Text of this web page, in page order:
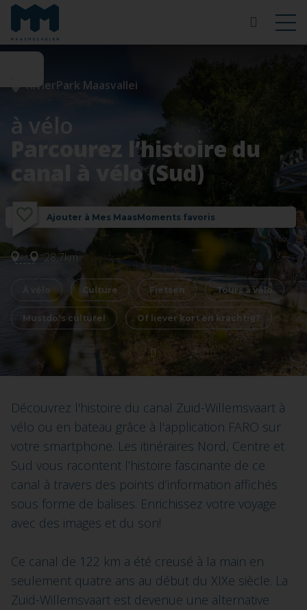
RivierPark Maasvallei
à vélo
Parcourez l’histoire du
canal à vélo (Sud)
Ajouter à Mes MaasMoments favoris
28,7km
À vélo Culture Fietsen Tours à vélo
Mustdo's culturel Of liever kort en krachtig?
Découvrez l'histoire du canal Zuid-Willemsvaart à
vélo ou en bateau grâce à l'application FARO sur
votre smartphone. Les itinéraires Nord, Centre et
Sud vous racontent l’histoire fascinante de ce
canal à travers des points d’information affichés
sous forme de balises. Enrichissez votre voyage
avec des images et du son!
Ce canal de 122 km a été creusé à la main en
seulement quatre ans au début du XIXe siècle. La
Zuid-Willemsvaart est devenue une alternative